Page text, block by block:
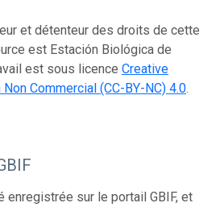
et détenteur des droits de cette
est Estación Biológica de
est sous licence Creative
Commercial (CC-BY-NC) 4.0.
enregistrée sur le portail GBIF, et